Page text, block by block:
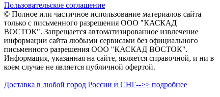
Пользовательское соглашение
© Полное или частичное использование материалов сайта
только с письменного разрешения ООО "КАСКАД
ВОСТОК". Запрещается автоматизированное извлечение
информации сайта любыми сервисами без официального
письменного разрешения ООО "КАСКАД ВОСТОК".
Информация, указанная на сайте, является справочной, и ни в
коем случае не является публичной офертой.
Доставка в любой город России и СНГ-->> подробнее